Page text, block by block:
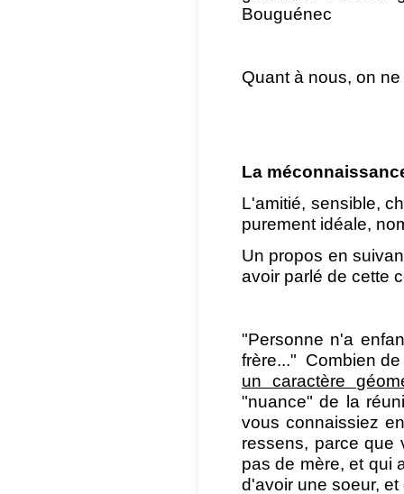
Bouguénec
Quant à nous, on
La
L'amitié, sensible,
purement idéale,
Un propos en
avoir parlé de cette
"Personne n'a
frère..." Combien
un caractère
"nuance" de la
vous connaissiez
ressens, parce que
pas de mère, et qui
d'avoir une soeur,